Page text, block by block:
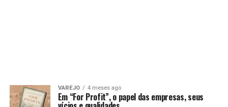
VAREJO 4 meses ago
Em “For Profit”, o papel das empresas, seus